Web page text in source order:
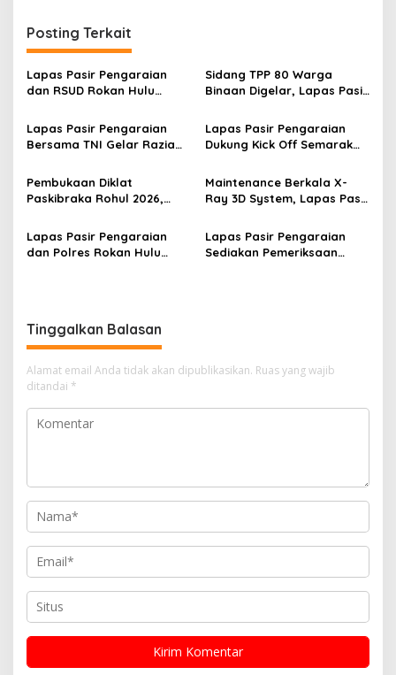
Posting Terkait
Lapas Pasir Pengaraian
dan RSUD Rokan Hulu
Darah untuk Kemanusiaan
Sidang TPP 80 Warga
Binaan Digelar, Lapas Pasir
Berikan Layanan Integrasi
Transparan dan Gratis
Lapas Pasir Pengaraian
Bersama TNI Gelar Razia
Komitmen Ciptakan Lapas
Bersih Narkoba
Lapas Pasir Pengaraian
Dukung Kick Off Semarak
Kebangsaan Lintas Agama
Pembukaan Diklat
Paskibraka Rohul 2026,
Dorong Penguatan
Nasionalisme Generasi
Maintenance Berkala X-
Ray 3D System, Lapas Pasir
Pengawasan Barang Masuk
Lapas Pasir Pengaraian
dan Polres Rokan Hulu
Lapas Pasir Pengaraian
Sediakan Pemeriksaan
Tinggalkan Balasan
Alamat email Anda tidak akan dipublikasikan. Ruas yang wajib
ditandai *